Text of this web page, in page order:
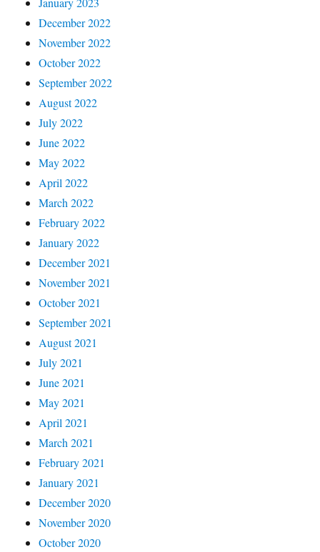
December 2022
November 2022
October 2022
September 2022
August 2022
July 2022
June 2022
May 2022
April 2022
March 2022
February 2022
January 2022
December 2021
November 2021
October 2021
September 2021
August 2021
July 2021
June 2021
May 2021
April 2021
March 2021
February 2021
January 2021
December 2020
November 2020
October 2020